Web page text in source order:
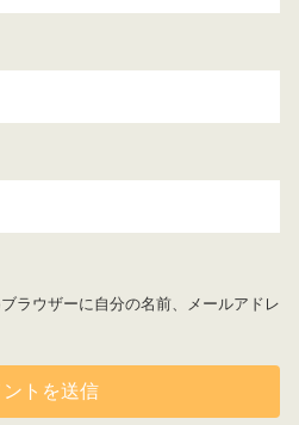
ラウザーに自分の名前、メールアドレ